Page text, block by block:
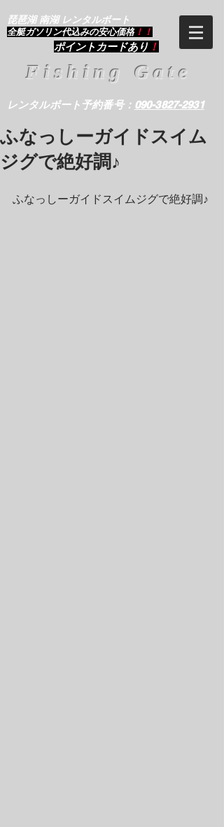
琵琶湖 南湖 レンタルボート
​全艇ガソリン代込みの安心価格 ！！
ポイントカードあり ！
Fishing Gate
レンタルボート予約番号： 090-3827-2931
ふなっしーガイドスイム
ジグで絶好調♪
ふなっしーガイドスイムジグで絶好調♪